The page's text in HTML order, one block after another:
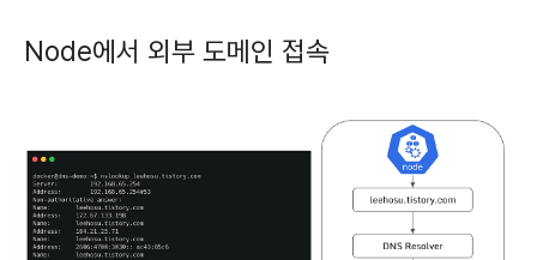
Node에서 외부 도메인 접속